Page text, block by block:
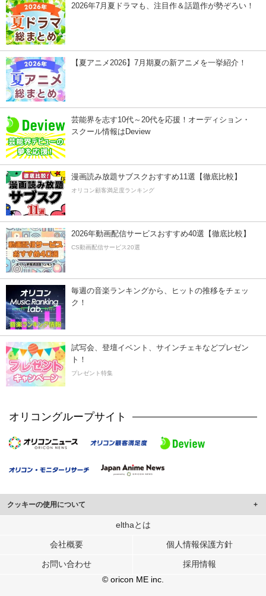
2026年7月夏ドラマも、注目作＆話題作が勢ぞろい！
【夏アニメ2026】7月期夏の新アニメを一挙紹介！
芸能界を志す10代～20代を応援！オーディション・
スクール情報はDeview
漫画読み放題サブスクおすすめ11選【徹底比較】
オリコン顧客満足度ランキング
2026年動画配信サービスおすすめ40選【徹底比較】
CS動画配信サービス20選
毎週の音楽ランキングから、ヒットの推移をチェッ
ク！
試写会、登壇イベント、サインチェキなどプレゼン
ト！
プレゼント特集
オリコングループサイト
クッキーの使用について
このサイトでは Cookie を使用して、ユーザーに合わせたコンテンツや広告の
行っています。
メディアや広告配信、データ解析の各パートナーに提供しています。
ユーザーが各パートナーのサービスを使用したときに収集した他の情報を組み
elthaとは
会社概要 個人情報保護方針
お問い合わせ
採用情報
© oricon ME inc.